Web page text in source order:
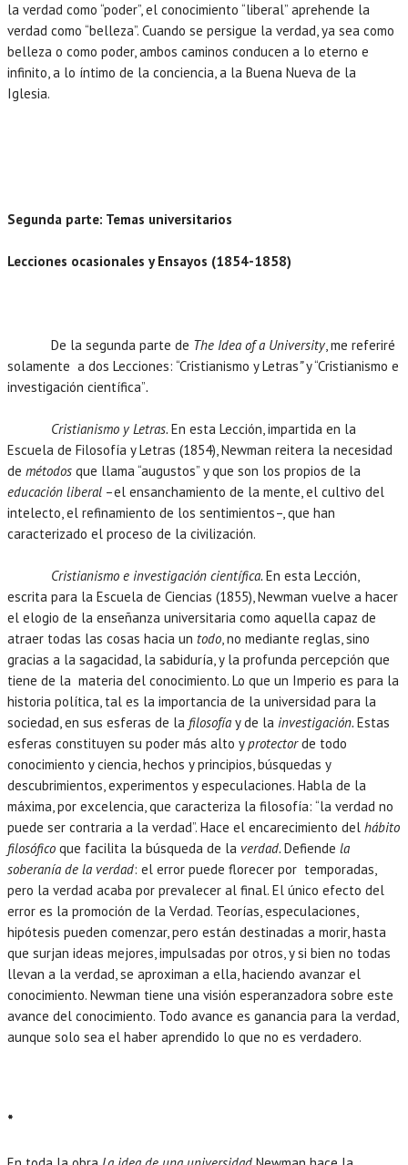
la verdad como “poder”, el conocimiento “liberal” aprehende la
verdad como “belleza”. Cuando se persigue la verdad, ya sea como
belleza o como poder, ambos caminos conducen a lo eterno e
infinito, a lo íntimo de la conciencia, a la Buena Nueva de la
Iglesia.
Segunda parte: Temas universitarios
Lecciones ocasionales y Ensayos (1854-1858)
De la segunda parte de The Idea of a University, me referiré
solamente a dos Lecciones: “Cristianismo y Letras”y “Cristianismo e
investigación científica”.
Cristianismo y Letras.En esta Lección, impartida en la
Escuela de Filosofía y Letras (1854), Newman reitera la necesidad
de métodos que llama “augustos” y que son los propios de la
educación liberal –el ensanchamiento de la mente, el cultivo del
intelecto, el refinamiento de los sentimientos–, que han
caracterizado el proceso de la civilización.
Cristianismo e investigación científica.En esta Lección,
escrita para la Escuela de Ciencias (1855), Newman vuelve a hacer
el elogio de la enseñanza universitaria como aquella capaz de
atraer todas las cosas hacia un todo, no mediante reglas, sino
gracias a la sagacidad, la sabiduría, y la profunda percepción que
tiene de la materia del conocimiento. Lo que un Imperio es para la
historia política, tal es la importancia de la universidad para la
sociedad, en sus esferas de la filosofía y de la investigación.Estas
esferas constituyen su poder más alto yprotectorde todo
conocimiento y ciencia, hechos y principios, búsquedas y
descubrimientos, experimentos y especulaciones. Habla de la
máxima, por excelencia, que caracteriza la filosofía: “la verdad no
puede ser contraria a la verdad”. Hace el encarecimiento del hábito
filosófico que facilita la búsqueda de la verdad.Defiende la
soberanía de la verdad: el error puede florecer por temporadas,
pero la verdad acaba por prevalecer al final. El único efecto del
error es la promoción de la Verdad. Teorías, especulaciones,
hipótesis pueden comenzar, pero están destinadas a morir, hasta
que surjan ideas mejores, impulsadas por otros, y si bien no todas
llevan a la verdad, se aproximan a ella, haciendo avanzar el
conocimiento. Newman tiene una visión esperanzadora sobre este
avance del conocimiento. Todo avance es ganancia para la verdad,
aunque solo sea el haber aprendido lo que no es verdadero.
*